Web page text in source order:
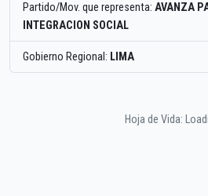
Partido/Mov. que representa: AVANZA
INTEGRACION SOCIAL
Gobierno Regional: LIMA
Hoja de Vida: